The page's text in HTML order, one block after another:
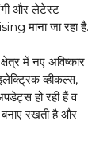
और लेटेस्ट
माना जा रहा है.
में नए अविष्कार
व्हीकल्स,
हो रही हैं व
रखती है और